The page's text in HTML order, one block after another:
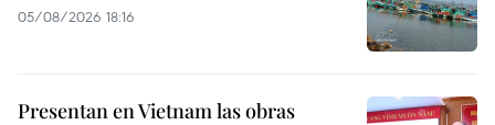
05/08/2026 18:16
Presentan en Vietnam las obras